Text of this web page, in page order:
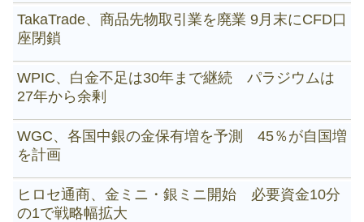
TakaTrade、商品先物取引業を廃業 9月末にCFD口
座閉鎖
WPIC、白金不足は30年まで継続 パラジウムは
27年から余剰
WGC、各国中銀の金保有増を予測 45％が自国増
を計画
ヒロセ通商、金ミニ・銀ミニ開始 必要資金10分
の1で戦略幅拡大